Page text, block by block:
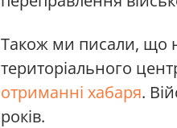
Також ми писали, що
територіального
отриманні хабаря.
років.